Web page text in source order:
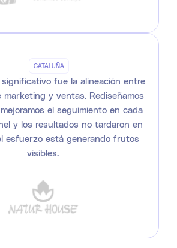
CATALUÑA
significativo fue la alineación entre
marketing y ventas. Rediseñamos
el seguimiento en cada
y los resultados no tardaron en
esfuerzo está generando frutos
visibles.